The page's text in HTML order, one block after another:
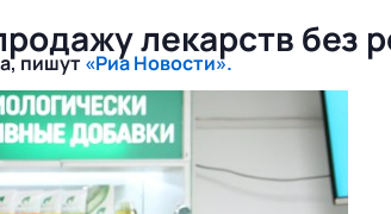
лекарств без
пишут«Риа Новости».